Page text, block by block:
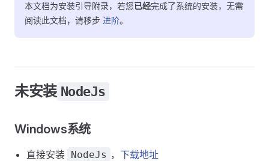
本文档为安装引导附录，若您已经完成了系统的安装，无需
阅读此文档，请移步 进阶。
未安装 NodeJs
Windows系统
直接安装 NodeJs ， 下载地址